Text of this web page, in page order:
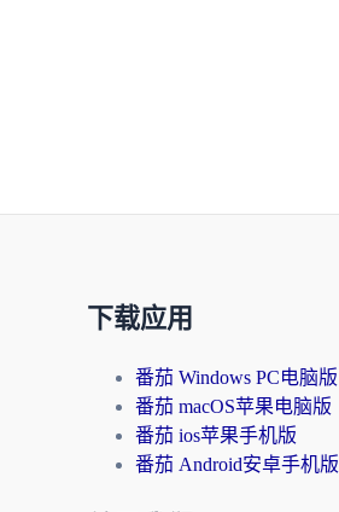
下载应用
番茄 Windows PC电脑版
番茄 macOS苹果电脑版
番茄 ios苹果手机版
番茄 Android安卓手机版